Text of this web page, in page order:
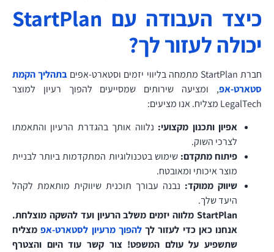
כיצד העבודה עם StartPlan
יכולה לעזור לך?
חברת StartPlan מתמחה בליווי יזמים וסטארט-אפים
בתהליך הקמת
סטארט-אפ, ומציעה שירותים שמסייעים להפוך רעיון למוצר
LegalTech מצליח. אנו מציעים:
אפיון ותכנון מקצועי:נלווה אותך בהגדרת הרעיון והתאמתו
לצרכי השוק.
פיתוח מתקדם: שימוש בטכנולוגיות המתקדמות ביותר לבניית
מוצר איכותי ומאובטח.
שיווק ממוקד: נבנה עבורך תוכנית שיווקית מותאמת לקהל
היעד שלך.
StartPlan מלווה יזמים משלב הרעיון ועד להשקה מוצלחת.
אנחנו כאן כדי לעזור לך להפוך מרעיון לסטארט-אפמצליח
שתשפיע על עולם המשפט! צור קשר עוד היום והצטרף